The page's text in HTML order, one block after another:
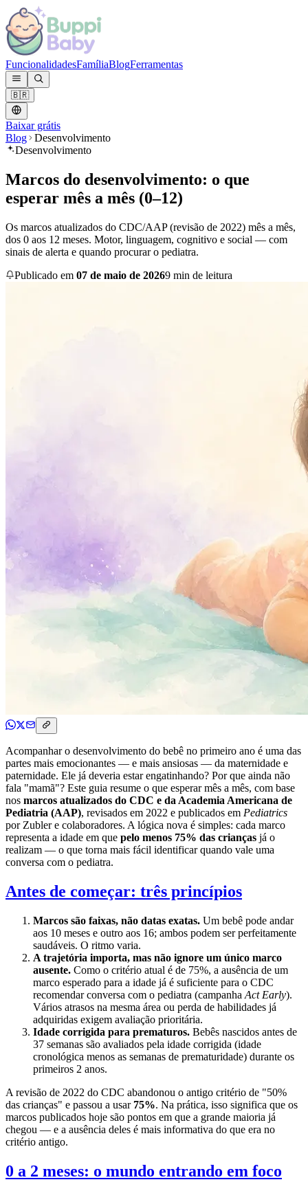
FuncionalidadesFamíliaBlogFerramentas
🇧🇷
Baixar grátis
Blog
Desenvolvimento
Desenvolvimento
Marcos do desenvolvimento: o que
esperar mês a mês (0–12)
Os marcos atualizados do CDC/AAP (revisão de 2022) mês a mês,
dos 0 aos 12 meses. Motor, linguagem, cognitivo e social — com
sinais de alerta e quando procurar o pediatra.
Publicado em 07 de maio de 20269 min de leitura
Acompanhar o desenvolvimento do bebê no primeiro ano é uma das
partes mais emocionantes — e mais ansiosas — da maternidade e
paternidade. Ele já deveria estar engatinhando? Por que ainda não
fala "mamã"? Este guia resume o que esperar mês a mês, com base
nos marcos atualizados do CDC e da Academia Americana de
Pediatria (AAP), revisados em 2022 e publicados em Pediatrics
por Zubler e colaboradores. A lógica nova é simples: cada marco
representa a idade em que pelo menos 75% das crianças já o
realizam — o que torna mais fácil identificar quando vale uma
conversa com o pediatra.
Antes de começar: três princípios
Marcos são faixas, não datas exatas. Um bebê pode andar
aos 10 meses e outro aos 16; ambos podem ser perfeitamente
saudáveis. O ritmo varia.
A trajetória importa, mas não ignore um único marco
ausente. Como o critério atual é de 75%, a ausência de um
marco esperado para a idade já é suficiente para o CDC
recomendar conversa com o pediatra (campanha Act Early).
Vários atrasos na mesma área ou perda de habilidades já
adquiridas exigem avaliação prioritária.
Idade corrigida para prematuros. Bebês nascidos antes de
37 semanas são avaliados pela idade corrigida (idade
cronológica menos as semanas de prematuridade) durante os
primeiros 2 anos.
A revisão de 2022 do CDC abandonou o antigo critério de "50%
das crianças" e passou a usar 75%. Na prática, isso significa que os
marcos publicados hoje são pontos em que a grande maioria já
chegou — e a ausência deles é mais informativa do que era no
critério antigo.
0 a 2 meses: o mundo entrando em foco